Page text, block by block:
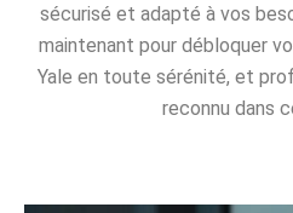
sécurisé et adapté à vos
maintenant pour débloquer
Yale en toute sérénité, et
reconnu dans